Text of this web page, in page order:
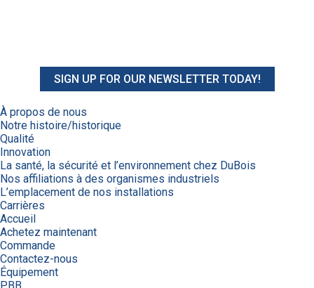
SIGN UP FOR OUR NEWSLETTER TODAY!
À propos de nous
Notre histoire/historique
Qualité
Innovation
La santé, la sécurité et l’environnement chez DuBois
Nos affiliations à des organismes industriels
L’emplacement de nos installations
Carrières
Accueil
Achetez maintenant
Commande
Contactez-nous
Équipement